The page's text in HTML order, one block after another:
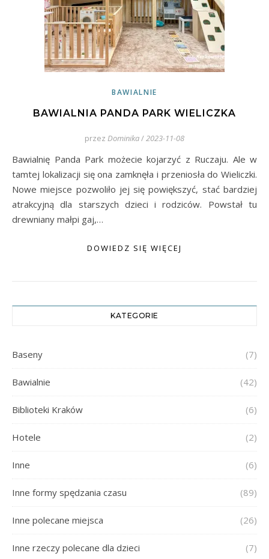
BAWIALNIE
BAWIALNIA PANDA PARK WIELICZKA
przez Dominika/2023-11-08
Bawialnię Panda Park możecie kojarzyć z Ruczaju. Ale w
tamtej lokalizacji się ona zamknęła i przeniosła do Wieliczki.
Nowe miejsce pozwoliło jej się powiększyć, stać bardziej
atrakcyjną dla starszych dzieci i rodziców. Powstał tu
drewniany małpi gaj,…
DOWIEDZ SIĘ WIĘCEJ
KATEGORIE
Baseny (7)
Bawialnie (42)
Biblioteki Kraków (6)
Hotele (2)
Inne (6)
Inne formy spędzania czasu (89)
Inne polecane miejsca (26)
Inne rzeczy polecane dla dzieci (7)